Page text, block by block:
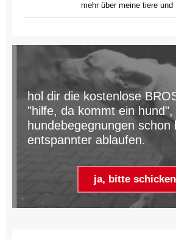
mehr über meine tiere und
hol dir die kostenlose
"hilfe, da kommt ein
hundebegegnungen schon
entspannter ablaufen.
ja, bitte